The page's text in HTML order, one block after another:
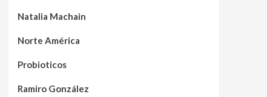
Natalia Machain
Norte América
Probioticos
Ramiro González